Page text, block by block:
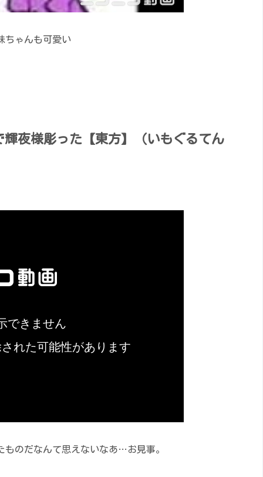
ちゃんも可愛い
輝夜様彫った【東方】（いもぐるてん
ものだなんて思えないなあ…お見事。